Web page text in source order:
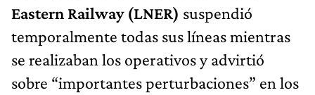
Eastern Railway (LNER) suspendió
temporalmente todas sus líneas mientras
se realizaban los operativos y advirtió
sobre “importantes perturbaciones” en los